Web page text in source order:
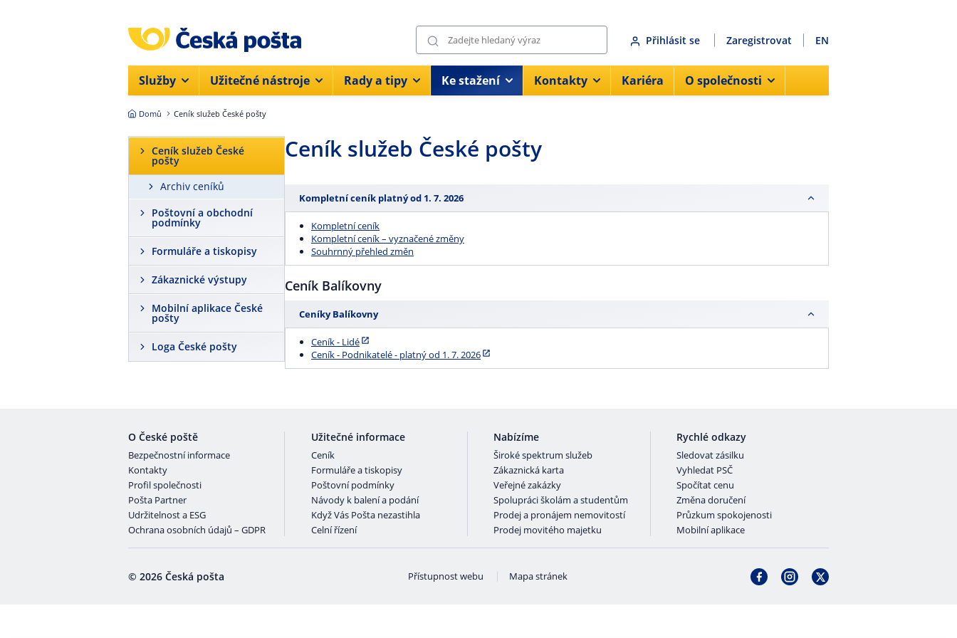
Přihlásit se Zaregistrovat EN
Služby Užitečné nástroje Rady a tipy Ke stažení Kontakty Kariéra O společnosti
Domů Ceník služeb České pošty
Ceník služeb České
pošty
Archiv ceníků
Poštovní a obchodní
podmínky
Formuláře a tiskopisy
Zákaznické výstupy
Mobilní aplikace České
pošty
Loga České pošty
Ceník služeb České pošty
Kompletní ceník platný od 1. 7. 2026
Kompletní ceník
Kompletní ceník – vyznačené změny
Souhrnný přehled změn
Ceník Balíkovny
Ceníky Balíkovny
Ceník - Lidé
Ceník - Podnikatelé - platný od 1. 7. 2026
O České poště
Bezpečnostní informace
Kontakty
Profil společnosti
Pošta Partner
Udržitelnost a ESG
Ochrana osobních údajů – GDPR
Užitečné informace
Ceník
Formuláře a tiskopisy
Poštovní podmínky
Návody k balení a podání
Když Vás Pošta nezastihla
Celní řízení
Nabízíme
Široké spektrum služeb
Zákaznická karta
Veřejné zakázky
Spolupráci školám a studentům
Prodej a pronájem nemovitostí
Prodej movitého majetku
Rychlé odkazy
Sledovat zásilku
Vyhledat PSČ
Spočítat cenu
Změna doručení
Průzkum spokojenosti
Mobilní aplikace
© 2026 Česká pošta Přístupnost webu Mapa stránek